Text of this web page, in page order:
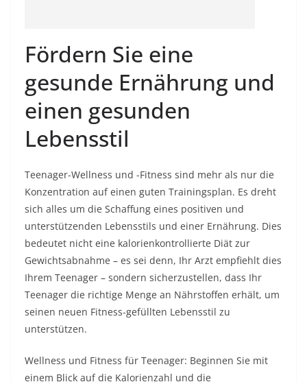
Fördern Sie eine
gesunde Ernährung und
einen gesunden
Lebensstil
Teenager-Wellness und -Fitness sind mehr als nur die
Konzentration auf einen guten Trainingsplan. Es dreht
sich alles um die Schaffung eines positiven und
unterstützenden Lebensstils und einer Ernährung. Dies
bedeutet nicht eine kalorienkontrollierte Diät zur
Gewichtsabnahme – es sei denn, Ihr Arzt empfiehlt dies
Ihrem Teenager – sondern sicherzustellen, dass Ihr
Teenager die richtige Menge an Nährstoffen erhält, um
seinen neuen Fitness-gefüllten Lebensstil zu
unterstützen.
Wellness und Fitness für Teenager: Beginnen Sie mit
einem Blick auf die Kalorienzahl und die